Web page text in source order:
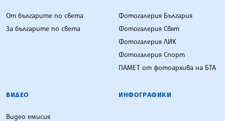
От българите по света
За българите по света
Фотогалерия България
Фотогалерия Свят
Фотогалерия ЛИК
Фотогалерия Спорт
ПАМЕТ от фотоархива на БТА
ВИДЕО
Видео емисия
ИНФОГРАФИКИ